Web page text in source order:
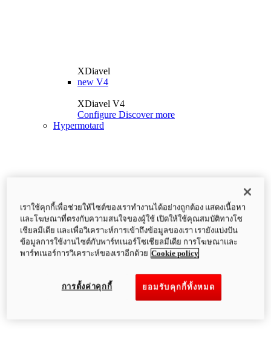
XDiavel
new V4
XDiavel V4
Configure Discover more
Hypermotard
เราใช้คุกกี้เพื่อช่วยให้ไซต์ของเราทำงานได้อย่างถูกต้อง แสดงเนื้อหา
และโฆษณาที่ตรงกับความสนใจของผู้ใช้ เปิดให้ใช้คุณสมบัติทางโซ
เชียลมีเดีย และเพื่อวิเคราะห์การเข้าถึงข้อมูลของเรา เรายังแบ่งปัน
ข้อมูลการใช้งานไซต์กับพาร์ทเนอร์โซเชียลมีเดีย การโฆษณาและ
พาร์ทเนอร์การวิเคราะห์ของเราอีกด้วย Cookie policy
ยอมรับคุกกี้ทั้งหมด
การตั้งค่าคุกกี้